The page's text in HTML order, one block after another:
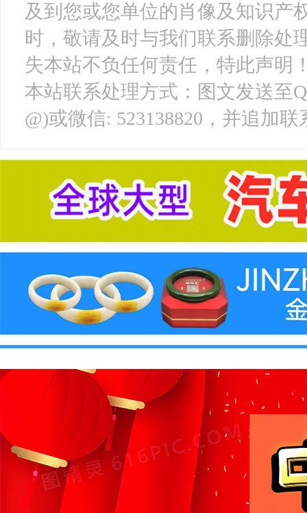
及到您或您单位的肖像及知识产
时，敬请及时与我们联系删除处
失本站不负任何责任，特此声明
本站联系处理方式：图文发送至
@)或微信: 523138820，并追加